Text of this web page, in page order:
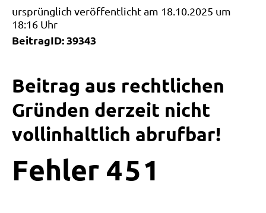
ursprünglich veröffentlicht am 18.10.2025 um
18:16 Uhr
BeitragID: 39343
Beitrag aus rechtlichen
Gründen derzeit nicht
vollinhaltlich abrufbar!
Fehler 4 5 1